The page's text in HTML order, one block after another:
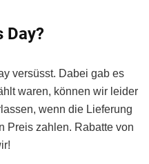
Day?
versüsst. Dabei gab es
waren, können wir leider
wenn die Lieferung
Preis zahlen. Rabatte von